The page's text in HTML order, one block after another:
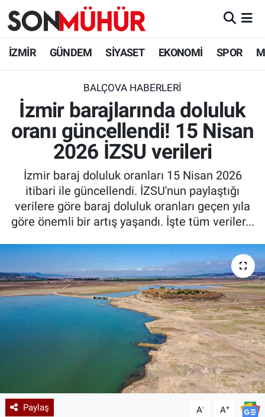
İZMİR GÜNDEM SİYASET EKONOMİ SPOR
BALÇOVA HABERLERI
İzmir barajlarında doluluk
oranı güncellendi! 15 Nisan
2026 İZSU verileri
İzmir baraj doluluk oranları 15 Nisan 2026
itibari ile güncellendi. İZSU'nun paylaştığı
verilere göre baraj doluluk oranları geçen yıla
göre önemli bir artış yaşandı. İşte tüm veriler...
Paylaş A- A+
İzmir Nöbetçi Eczaneler
İzmir Namaz Vakitleri
İzmir Trafik Yoğunluk Haritası
Tüm Manşetler
Son Dakika Haberleri
Haber Arşivi